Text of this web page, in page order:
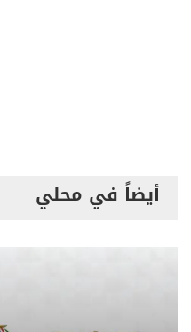
أيضاً في محلي